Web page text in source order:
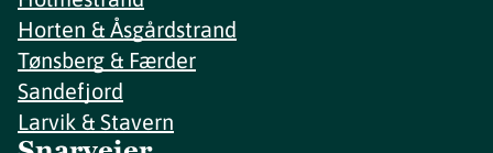
Horten & Åsgårdstrand
Tønsberg & Færder
Sandefjord
Larvik & Stavern